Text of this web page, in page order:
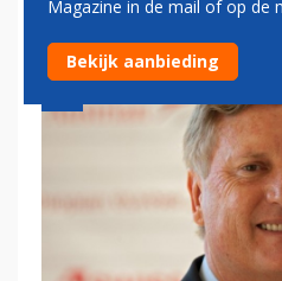
MEER VOOR
Magazine in de mail of op de
Bekijk aanbieding